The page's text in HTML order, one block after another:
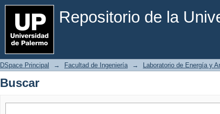
Repositorio de la
Buscar
DSpace Principal → Facultad de Ingeniería → Laboratorio de Energía y
Buscar